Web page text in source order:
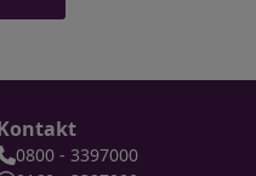
0800 - 3397000